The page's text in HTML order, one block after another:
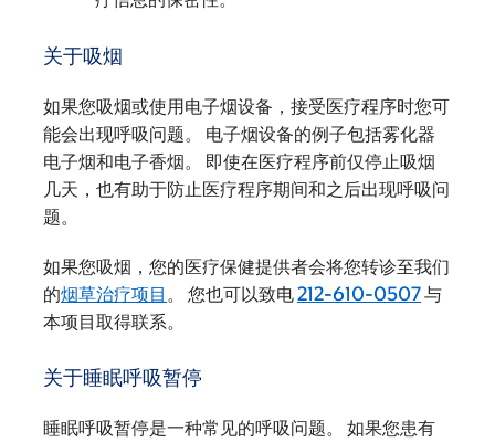
关于吸烟
如果您吸烟或使用电子烟设备，接受医疗程序时您可
能会出现呼吸问题。 电子烟设备的例子包括雾化器
电子烟和电子香烟。 即使在医疗程序前仅停止吸烟
几天，也有助于防止医疗程序期间和之后出现呼吸问
题。
如果您吸烟，您的医疗保健提供者会将您转诊至我们
的烟草治疗项目 。 您也可以致电212-610-0507与
本项目取得联系。
关于睡眠呼吸暂停
睡眠呼吸暂停是一种常见的呼吸问题。 如果您患有